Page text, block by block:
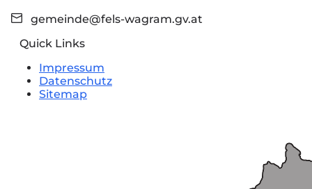
gemeinde@fels-wagram.gv.at
Quick Links
Impressum
Datenschutz
Sitemap